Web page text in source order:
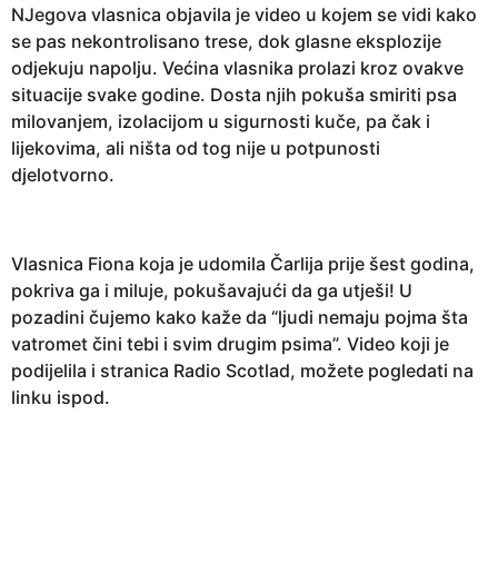
NJegova vlasnica objavila je video u kojem se vidi kako
se pas nekontrolisano trese, dok glasne eksplozije
odjekuju napolju. Većina vlasnika prolazi kroz ovakve
situacije svake godine. Dosta njih pokuša smiriti psa
milovanjem, izolacijom u sigurnosti kuče, pa čak i
lijekovima, ali ništa od tog nije u potpunosti
djelotvorno.
Vlasnica Fiona koja je udomila Čarlija prije šest godina,
pokriva ga i miluje, pokušavajući da ga utješi! U
pozadini čujemo kako kaže da “ljudi nemaju pojma šta
vatromet čini tebi i svim drugim psima”. Video koji je
podijelila i stranica Radio Scotlad, možete pogledati na
linku ispod.